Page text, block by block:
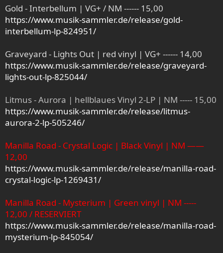
Gold - Interbellum | VG+ / NM ------ 15,00
https://www.musik-sammler.de/release/gold-
interbellum-lp-824951/
Graveyard - Lights Out | red vinyl | VG+ ------ 14,00
https://www.musik-sammler.de/release/graveyard-
lights-out-lp-825044/
Litmus - Aurora | hellblaues Vinyl 2-LP | NM ----- 15,00
https://www.musik-sammler.de/release/litmus-
aurora-2-lp-505246/
Manilla Road - Crystal Logic | Black Vinyl | NM ——
12,00
https://www.musik-sammler.de/release/manilla-road-
crystal-logic-lp-1269431/
Manilla Road - Mysterium | Green vinyl | NM -----
12,00 / RESERVIERT
https://www.musik-sammler.de/release/manilla-road-
mysterium-lp-845054/